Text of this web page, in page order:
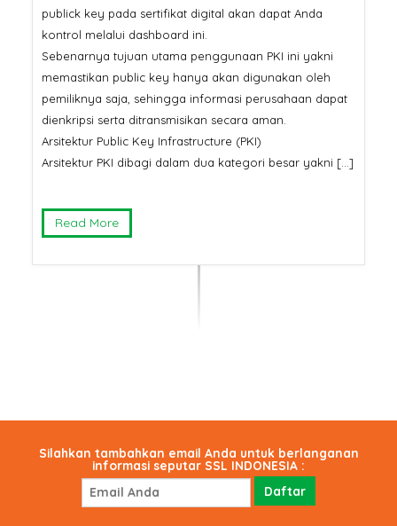
publick key pada sertifikat digital akan dapat Anda
kontrol melalui dashboard ini.
Sebenarnya tujuan utama penggunaan PKI ini yakni
memastikan public key hanya akan digunakan oleh
pemiliknya saja, sehingga informasi perusahaan dapat
dienkripsi serta ditransmisikan secara aman.
Arsitektur Public Key Infrastructure (PKI)
Arsitektur PKI dibagi dalam dua kategori besar yakni […]
Read More
Silahkan tambahkan email Anda untuk berlanganan
informasi seputar SSL INDONESIA :